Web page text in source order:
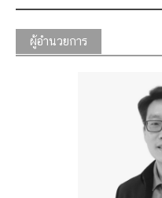
ผู้อำนวยการ